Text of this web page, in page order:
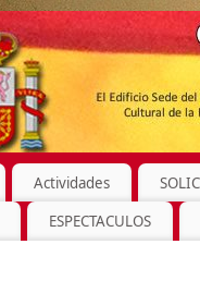
Actividades
ESPECTACULOS